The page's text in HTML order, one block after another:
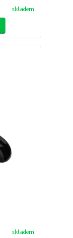
skladem
skladem